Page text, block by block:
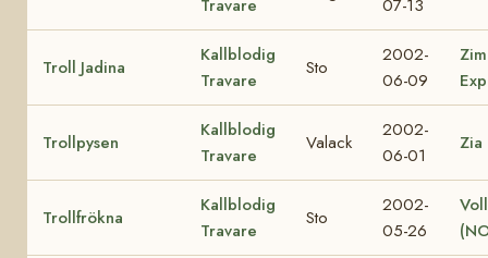
Travare
07-13
Troll Jadina
Kallblodig
Travare
Sto
2002-
06-09
Trollpysen
Kallblodig
Travare
Valack
2002-
06-01
Zia
Trollfrökna
Kallblodig
Travare
Sto
2002-
05-26